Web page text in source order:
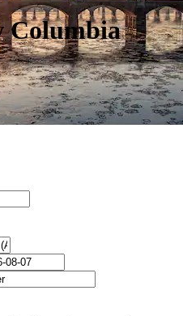
Columbia